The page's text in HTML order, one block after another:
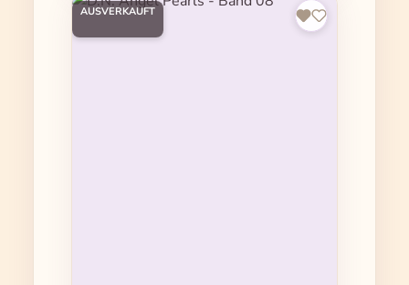
AUSVERKAUFT